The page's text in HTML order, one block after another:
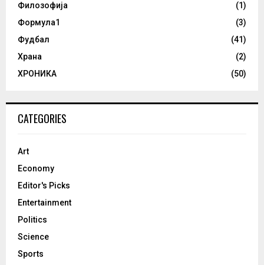
Филозофија
(1)
Формула1
(3)
Фудбал
(41)
Храна
(2)
ХРОНИКА
(50)
CATEGORIES
Art
Economy
Editor's Picks
Entertainment
Politics
Science
Sports